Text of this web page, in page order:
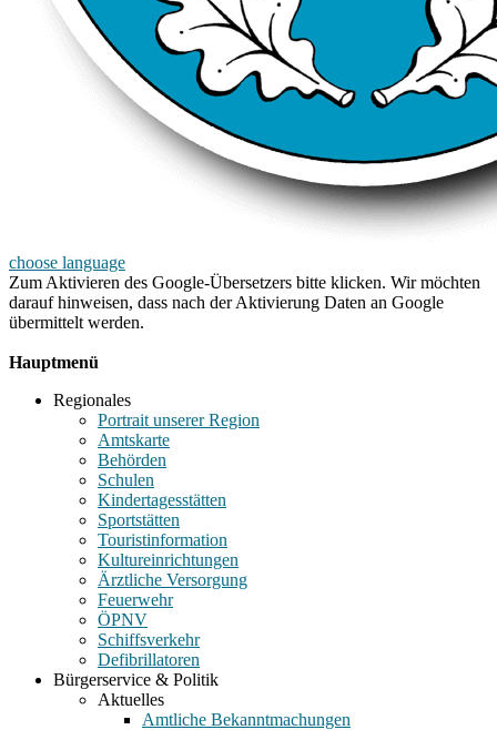
choose language
Zum Aktivieren des Google-Übersetzers bitte klicken. Wir möchten
darauf hinweisen, dass nach der Aktivierung Daten an Google
übermittelt werden.
Hauptmenü
Regionales
Portrait unserer Region
Amtskarte
Behörden
Schulen
Kindertagesstätten
Sportstätten
Touristinformation
Kultureinrichtungen
Ärztliche Versorgung
Feuerwehr
ÖPNV
Schiffsverkehr
Defibrillatoren
Bürgerservice & Politik
Aktuelles
Amtliche Bekanntmachungen